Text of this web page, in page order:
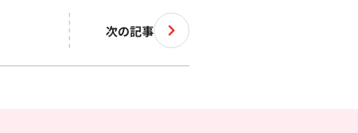
次の記事